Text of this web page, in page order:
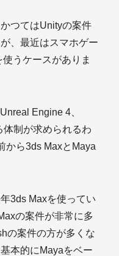
つてはUnityの案件
、最近はスマホゲー
うケースがありま
Engine 4、
制が求められるわ
から3ds MaxとMaya
3ds Maxを使ってい
の案件が非常に多
の案件の方が多くな
本的にMayaをベー